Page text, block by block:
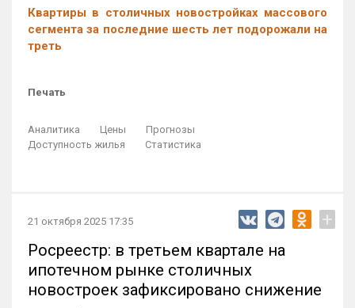
Квартиры в столичных новостройках массового
сегмента за последние шесть лет подорожали на
треть
Печать
Аналитика Цены
Прогнозы
Доступность жилья
Статистика
21 октября 2025 17:35 +
Росреестр: в третьем квартале на
ипотечном рынке столичных
новостроек зафиксировано снижение